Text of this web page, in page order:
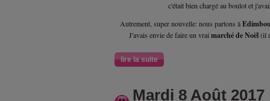
c'était bien chargé au boulot et
Autrement, super nouvelle: nous partons à
J'avais envie de faire un vrai marché de Noël(il
lire la suite
Mardi 8 Août 2017